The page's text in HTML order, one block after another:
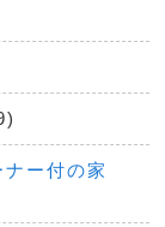
ー付の家